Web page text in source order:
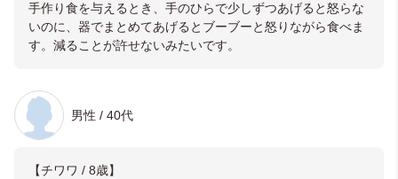
手作り食を与えるとき、手のひらで少しずつあげると怒らな
いのに、器でまとめてあげるとブーブーと怒りながら食べま
す。減ることが許せないみたいです。
男性 / 40代
【チワワ / 8歳】